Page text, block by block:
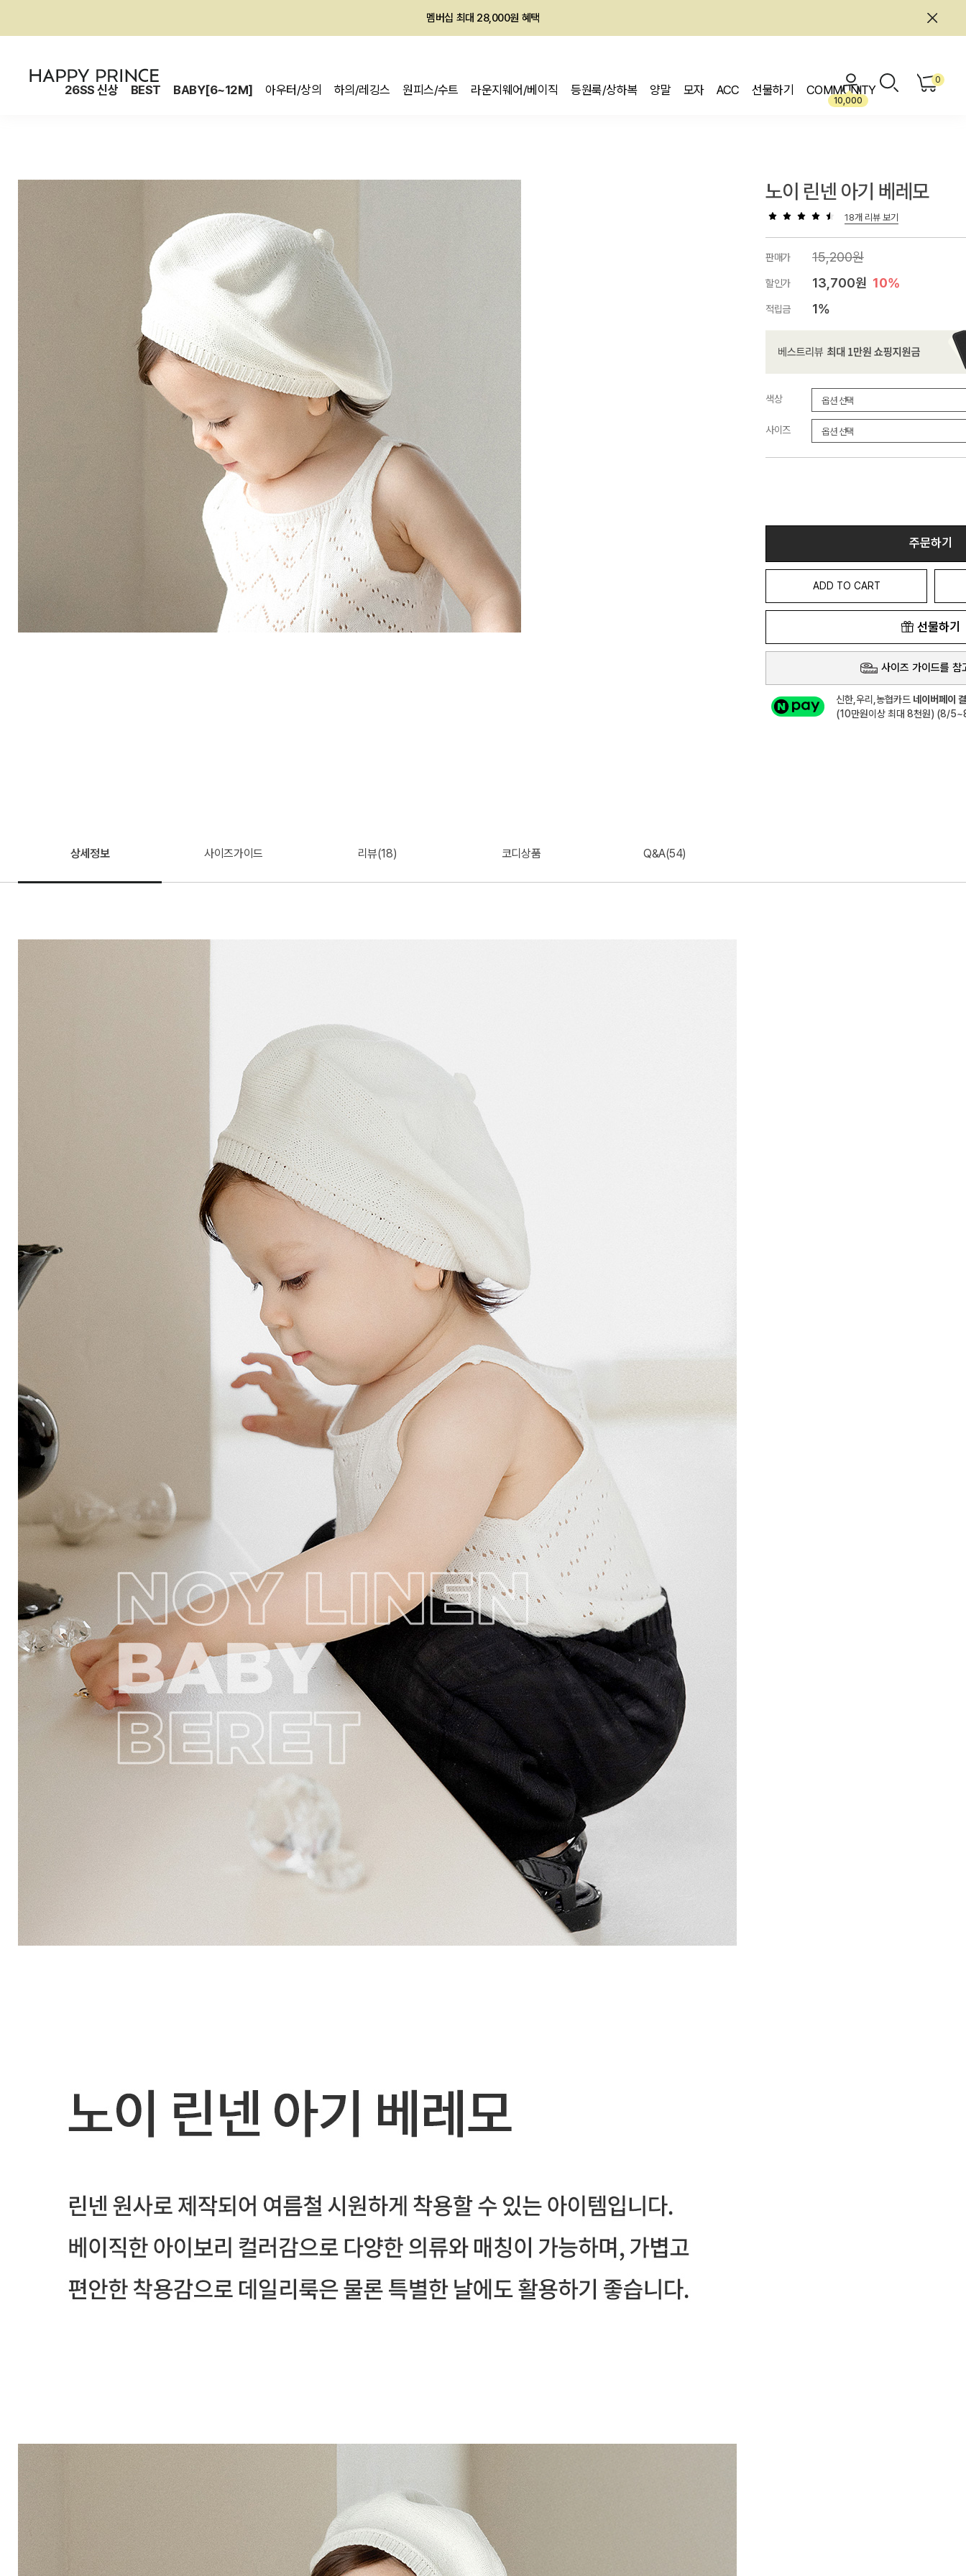
회원전용 아울렛, 가입하면 ~60% 할인!
26SS 신상 BEST BABY[6~12M] 아우터/상의 하의/레깅스 원피스/수트 라운지웨어/베이직 등원룩/상하복 양말 모자 ACC 선물하기 COMMUNITY
10,000
0
노이 린넨 아기 베레모
18개 리뷰 보기
판매가 15,200원
할인가 13,700원 10%
적립금 1%
색상
사이즈
주문하기
ADD TO CART
선물하기
사이즈 가이드를 참
신한,우리,농협카드 네이버페이
(10만원이상 최대 8천원) (8/
상세정보 사이즈가이드 리뷰(18) 코디상품 Q&A(54)